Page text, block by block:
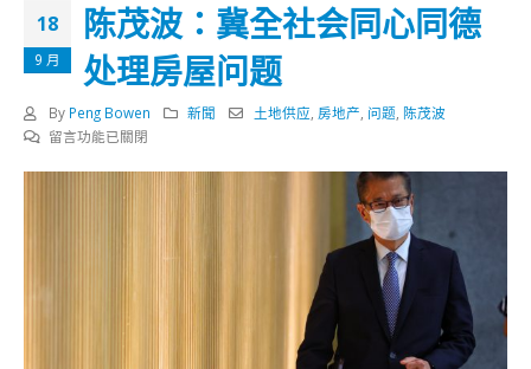
18
9 月
陈茂波：冀全社会同心同德
处理房屋问题
By Peng Bowen 新聞 土地供应, 房地产, 问题, 陈茂波
在
留言功能已關閉